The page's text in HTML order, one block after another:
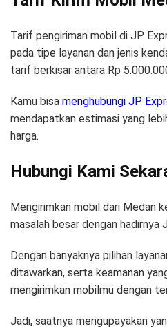
Tarif pengiriman mobil di JP
pada tipe layanan dan jenis
tarif berkisar antara Rp
Kamu bisa menghubungi JP
mendapatkan estimasi yang
harga.
Hubungi Kami
Mengirimkan mobil dari Medan
masalah besar dengan hadirnya
Dengan banyaknya pilihan
ditawarkan, serta keamanan
mengirimkan mobilmu dengan
Jadi, saatnya mengupayakan